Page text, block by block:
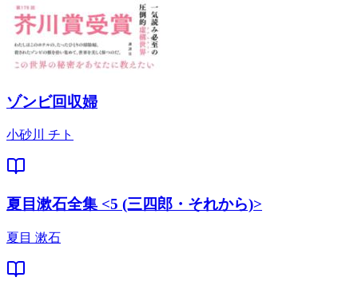
ゾンビ回収婦
小砂川 チト
夏目漱石全集 <5 (三四郎・それから)>
夏目 漱石